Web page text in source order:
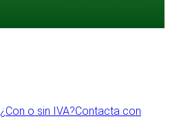
¿Con o sin IVA?Contacta con